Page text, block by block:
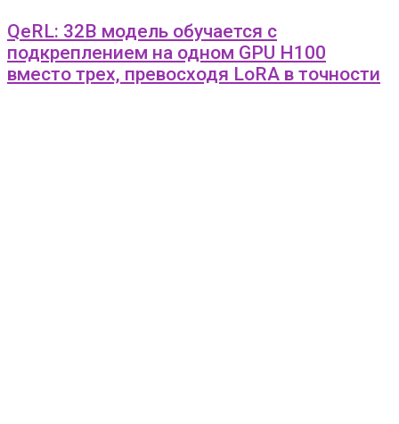
QeRL: 32B модель обучается с
подкреплением на одном GPU H100
вместо трех, превосходя LoRA в точности